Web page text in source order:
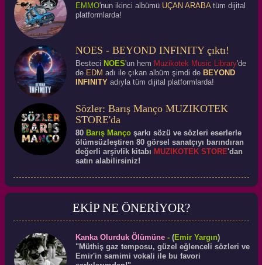
EMMO'nun ikinci albümü UÇAN ARABAtüm dijital
platformlarda!
NOES - BEYOND INFINITY çıktı!
Besteci NOES'un hem Muzikotek Music Library'de
de EDM adı ile çıkan albüm şimdi de BEYOND
INFINITYadıyla tüm dijital platformlarda!
Sözler: Barış Manço MUZIKOTEK
STORE'da
80 Barış Mançoşarkı sözü ve sözleri eserlerle
ölümsüzleştiren 80 görsel sanatçıyı barındıran
değerli arşivlik kitabı MUZIKOTEK STORE'dan
satın alabilirsiniz!
EKİP NE ÖNERİYOR?
Kanka Olurduk Ölümüne- (Emir Yargın)
"Müthiş gaz temposu, güzel eğlenceli sözleri ve
Emir'in samimi vokali ile bu favori